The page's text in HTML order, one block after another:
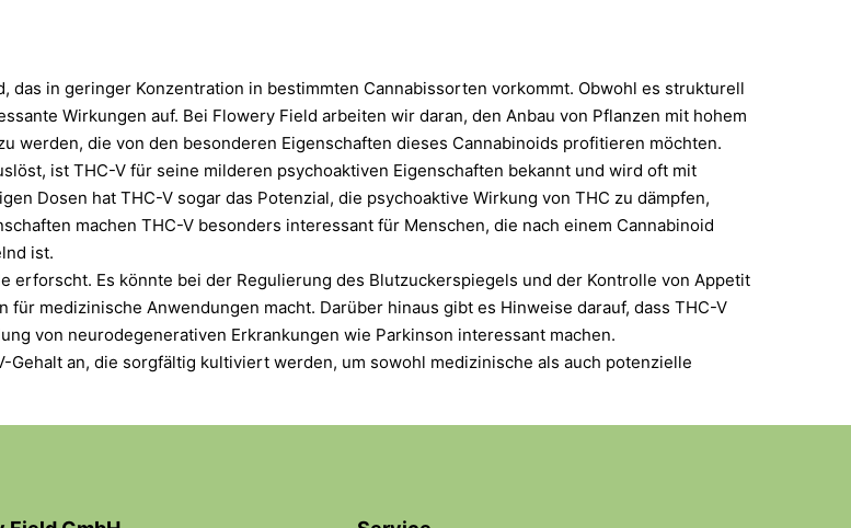
das in geringer Konzentration in bestimmten Cannabissorten vorkommt. Obwohl es strukturell
Wirkungen auf. Bei Flowery Field arbeiten wir daran, den Anbau von Pflanzen mit hohem
werden, die von den besonderen Eigenschaften dieses Cannabinoids profitieren möchten.
ist THC-V für seine milderen psychoaktiven Eigenschaften bekannt und wird oft mit
Dosen hat THC-V sogar das Potenzial, die psychoaktive Wirkung von THC zu dämpfen,
machen THC-V besonders interessant für Menschen, die nach einem Cannabinoid
ist.
Es könnte bei der Regulierung des Blutzuckerspiegels und der Kontrolle von Appetit
medizinische Anwendungen macht. Darüber hinaus gibt es Hinweise darauf, dass THC-V
von neurodegenerativen Erkrankungen wie Parkinson interessant machen.
an, die sorgfältig kultiviert werden, um sowohl medizinische als auch potenzielle